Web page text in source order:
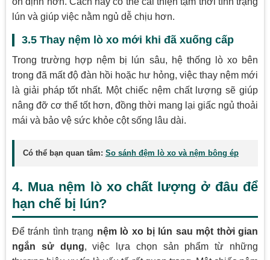
lún và giúp việc nằm ngủ dễ chịu hơn.
3.5 Thay nệm lò xo mới khi đã xuống cấp
Trong trường hợp nệm bị lún sâu, hệ thống lò xo bên
trong đã mất độ đàn hồi hoặc hư hỏng, việc thay nệm mới
là giải pháp tốt nhất. Một chiếc nệm chất lượng sẽ giúp
nâng đỡ cơ thể tốt hơn, đồng thời mang lại giấc ngủ thoải
mái và bảo vệ sức khỏe cột sống lâu dài.
Có thể bạn quan tâm: So sánh đệm lò xo và nệm bông ép
4. Mua nệm lò xo chất lượng ở đâu để
hạn chế bị lún?
Để tránh tình trạng nệm lò xo bị lún sau một thời gian
ngắn sử dụng, việc lựa chọn sản phẩm từ những